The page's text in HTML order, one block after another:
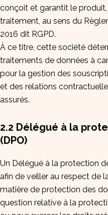
conçoit et garantit le
traitement, au sens du
2016 dit RGPD.
À ce titre, cette société
traitements de données à
pour la gestion des
et des relations
assurés.
2.2 Délégué à la
(DPO)
Un Délégué à la protection
afin de veiller au respect de
matière de protection des
question relative à la